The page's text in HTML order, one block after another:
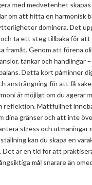
med medvetenhet
om att hitta en harmonisk
dominera. Det
ta ett steg tillbaka för att
framåt. Genom att förena
tankar och handlingar
Detta kort påminner
ansträngning för att få
är möjligt om du agerar
reflektion. Måttfullhet
dina gränser och att inte
stress och utmaningar
kan du skapa en
är en tid för att
mål snarare än